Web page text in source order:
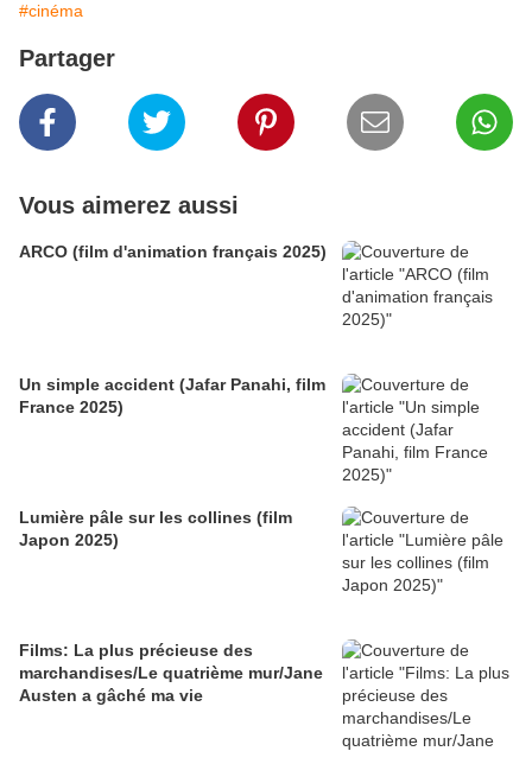
#cinéma
Partager
Vous aimerez aussi
ARCO (film d'animation français 2025)
Un simple accident (Jafar Panahi, film
France 2025)
Lumière pâle sur les collines (film
Japon 2025)
Films: La plus précieuse des
marchandises/Le quatrième mur/Jane
Austen a gâché ma vie